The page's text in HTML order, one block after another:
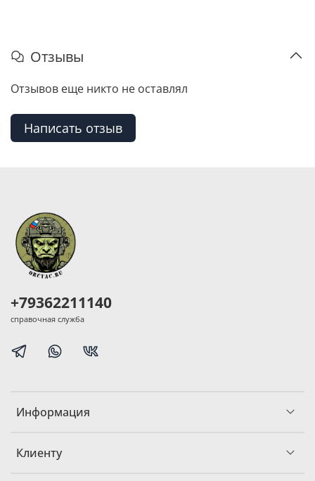
Отзывы
Отзывов еще никто не оставлял
Написать отзыв
Информация
Клиенту
+79362211140
справочная служба